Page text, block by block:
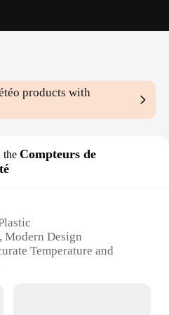
products with
the Compteurs de
Modern Design
Temperature and
Wall Mounting